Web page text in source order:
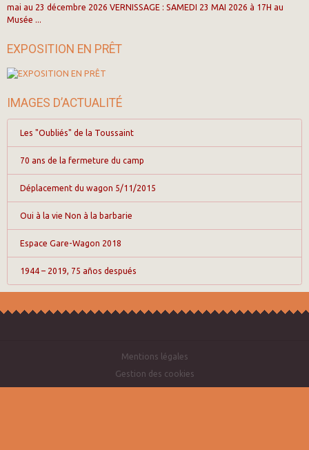
mai au 23 décembre 2026 VERNISSAGE : SAMEDI 23 MAI 2026 à 17H au
Musée ...
EXPOSITION EN PRÊT
IMAGES D’ACTUALITÉ
Les "Oubliés" de la Toussaint
70 ans de la fermeture du camp
Déplacement du wagon 5/11/2015
Oui à la vie Non à la barbarie
Espace Gare-Wagon 2018
1944 – 2019, 75 años después
Mentions légales
Gestion des cookies